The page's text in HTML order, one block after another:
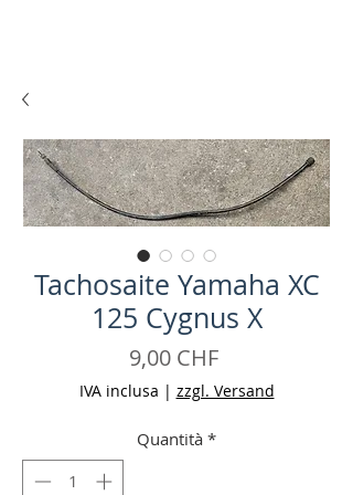
Tachosaite Yamaha XC
125 Cygnus X
9,00 CHFPrezzo
IVA inclusa | zzgl. Versand
Quantità *